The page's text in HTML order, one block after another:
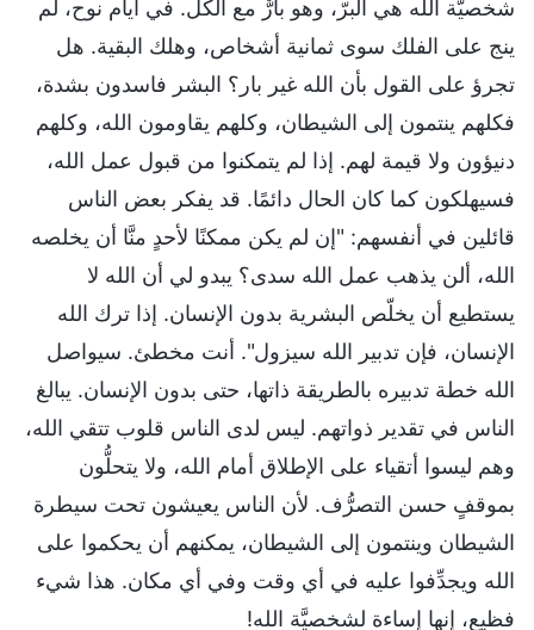
شخصيَّة الله هي البرّ، وهو بارٌّ مع الكل. في أيام نوح، لم
ينج على الفلك سوى ثمانية أشخاص، وهلك البقية. هل
تجرؤ على القول بأن الله غير بار؟ البشر فاسدون بشدة،
فكلهم ينتمون إلى الشيطان، وكلهم يقاومون الله، وكلهم
دنيؤون ولا قيمة لهم. إذا لم يتمكنوا من قبول عمل الله،
فسيهلكون كما كان الحال دائمًا. قد يفكر بعض الناس
قائلين في أنفسهم: "إن لم يكن ممكنًا لأحدٍ منَّا أن يخلصه
الله، ألن يذهب عمل الله سدى؟ يبدو لي أن الله لا
يستطيع أن يخلّص البشرية بدون الإنسان. إذا ترك الله
الإنسان، فإن تدبير الله سيزول". أنت مخطئ. سيواصل
الله خطة تدبيره بالطريقة ذاتها، حتى بدون الإنسان. يبالغ
الناس في تقدير ذواتهم. ليس لدى الناس قلوب تتقي الله،
وهم ليسوا أتقياء على الإطلاق أمام الله، ولا يتحلُّون
بموقفٍ حسن التصرُّف. لأن الناس يعيشون تحت سيطرة
الشيطان وينتمون إلى الشيطان، يمكنهم أن يحكموا على
الله ويجدِّفوا عليه في أي وقت وفي أي مكان. هذا شيء
فظيع، إنها إساءة لشخصيَّة الله!